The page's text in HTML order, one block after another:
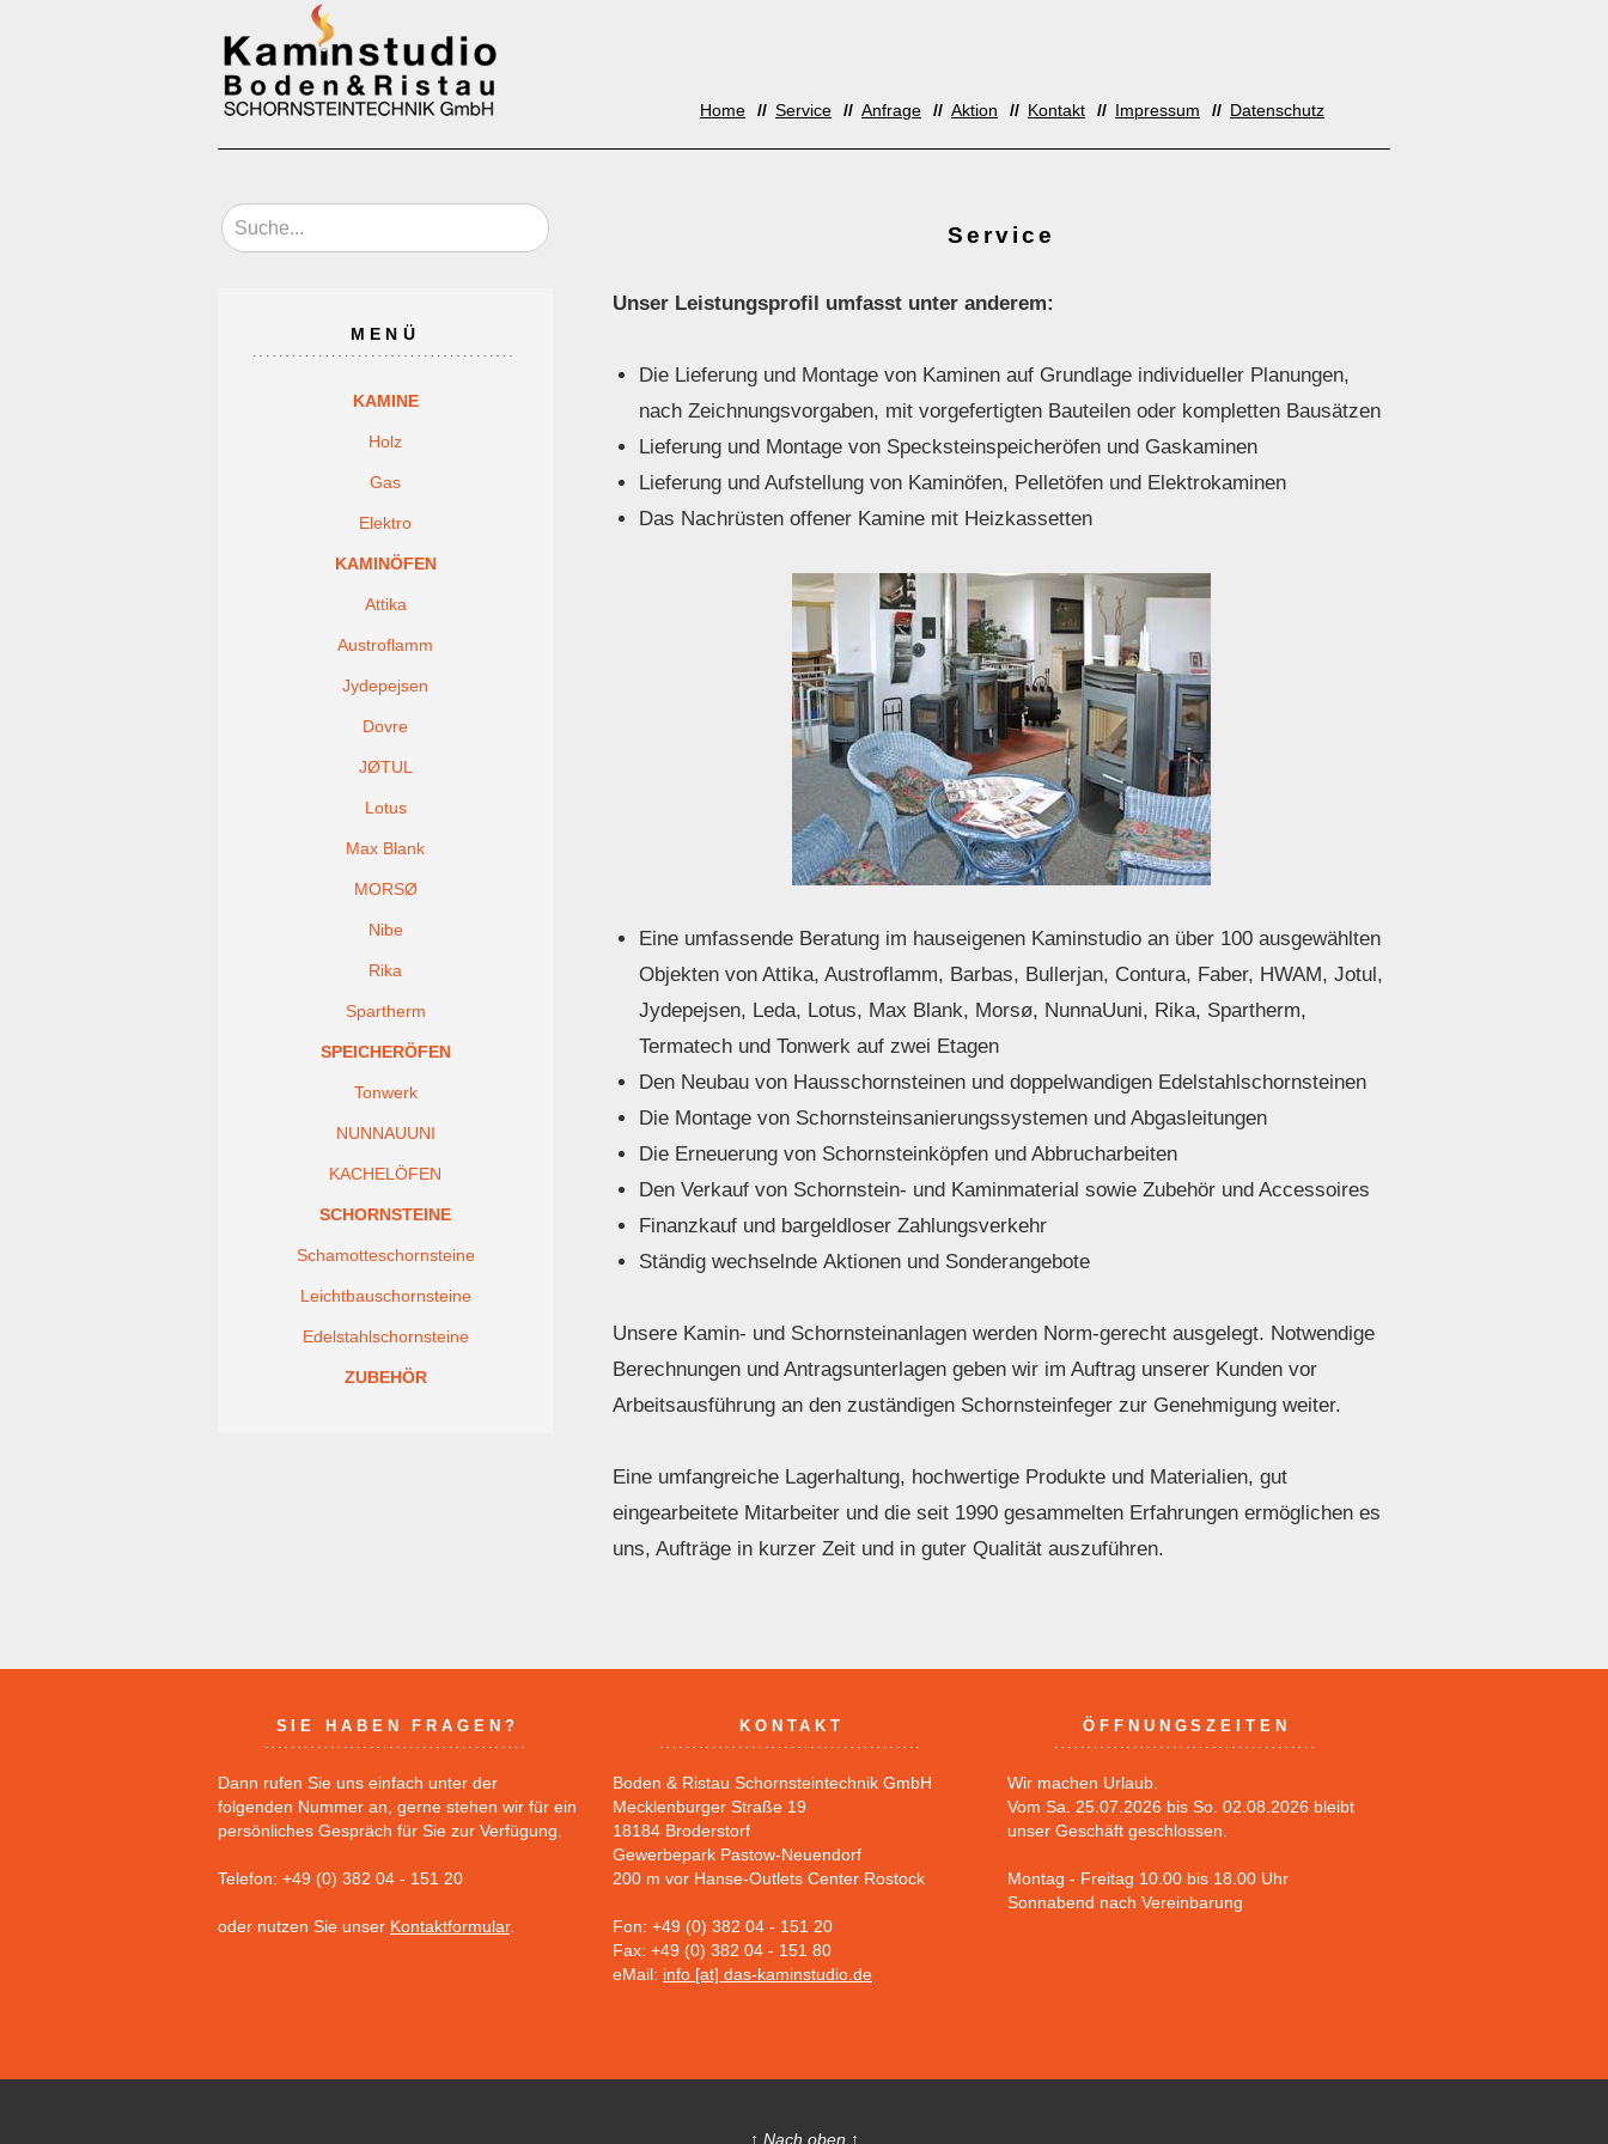
Home Service Anfrage Aktion Kontakt Impressum Datenschutz
Service
Unser Leistungsprofil umfasst unter anderem:
Die Lieferung und Montage von Kaminen auf Grundlage individueller Planungen,
nach Zeichnungsvorgaben, mit vorgefertigten Bauteilen oder kompletten Bausätzen
Lieferung und Montage von Specksteinspeicheröfen und Gaskaminen
Lieferung und Aufstellung von Kaminöfen, Pelletöfen und Elektrokaminen
Das Nachrüsten offener Kamine mit Heizkassetten
Eine umfassende Beratung im hauseigenen Kaminstudio an über 100 ausgewählten
Objekten von Attika, Austroflamm, Barbas, Bullerjan, Contura, Faber, HWAM, Jotul,
Jydepejsen, Leda, Lotus, Max Blank, Morsø, NunnaUuni, Rika, Spartherm,
Termatech und Tonwerk auf zwei Etagen
Den Neubau von Hausschornsteinen und doppelwandigen Edelstahlschornsteinen
Die Montage von Schornsteinsanierungssystemen und Abgasleitungen
Die Erneuerung von Schornsteinköpfen und Abbrucharbeiten
Den Verkauf von Schornstein- und Kaminmaterial sowie Zubehör und Accessoires
Finanzkauf und bargeldloser Zahlungsverkehr
Ständig wechselnde Aktionen und Sonderangebote
Unsere Kamin- und Schornsteinanlagen werden Norm-gerecht ausgelegt. Notwendige
Berechnungen und Antragsunterlagen geben wir im Auftrag unserer Kunden vor
Arbeitsausführung an den zuständigen Schornsteinfeger zur Genehmigung weiter.
Eine umfangreiche Lagerhaltung, hochwertige Produkte und Materialien, gut
eingearbeitete Mitarbeiter und die seit 1990 gesammelten Erfahrungen ermöglichen es
uns, Aufträge in kurzer Zeit und in guter Qualität auszuführen.
MENÜ
KAMINE
Holz
Gas
Elektro
KAMINÖFEN
Attika
Austroflamm
Jydepejsen
Dovre
JØTUL
Lotus
Max Blank
MORSØ
Nibe
Rika
Spartherm
SPEICHERÖFEN
Tonwerk
NUNNAUUNI
KACHELÖFEN
SCHORNSTEINE
Schamotteschornsteine
Leichtbauschornsteine
Edelstahlschornsteine
ZUBEHÖR
SIE HABEN FRAGEN?
Dann rufen Sie uns einfach unter der
folgenden Nummer an, gerne stehen wir für ein
persönliches Gespräch für Sie zur Verfügung.
Telefon: +49 (0) 382 04 - 151 20
oder nutzen Sie unser Kontaktformular.
KONTAKT
Boden & Ristau Schornsteintechnik GmbH
Mecklenburger Straße 19
18184 Broderstorf
Gewerbepark Pastow-Neuendorf
200 m vor Hanse-Outlets Center Rostock
Fon: +49 (0) 382 04 - 151 20
Fax: +49 (0) 382 04 - 151 80
eMail: info [at] das-kaminstudio.de
ÖFFNUNGSZEITEN
Wir machen Urlaub.
Vom Sa. 25.07.2026 bis So. 02.08.2026 bleibt
unser Geschäft geschlossen.
Montag - Freitag 10.00 bis 18.00 Uhr
Sonnabend nach Vereinbarung
↑ Nach oben ↑